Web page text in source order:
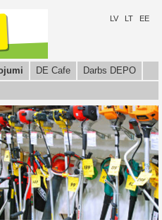
LV LT EE
DE Cafe
Darbs DEPO